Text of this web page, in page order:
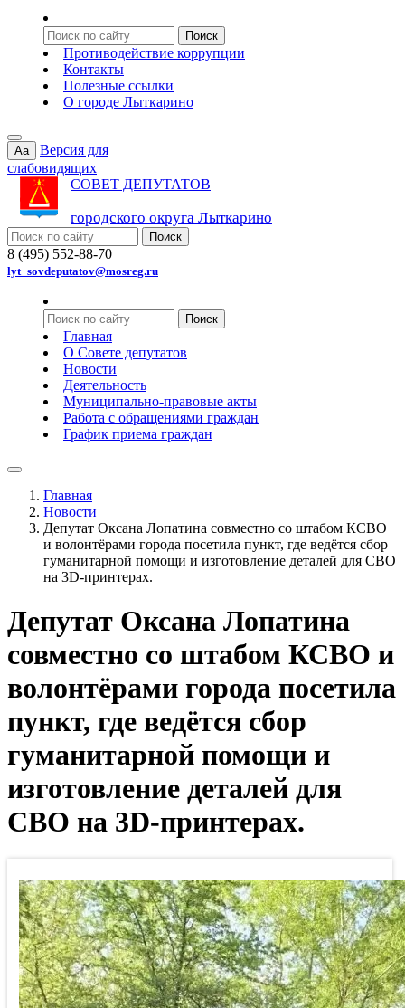
Противодействие коррупции
Контакты
Полезные ссылки
О городе Лыткарино
Aa
Версия для
слабовидящих
СОВЕТ ДЕПУТАТОВ
городского округа Лыткарино
8 (495) 552-88-70
lyt_sovdeputatov@mosreg.ru
Главная
О Совете депутатов
Новости
Деятельность
Муниципально-правовые акты
Работа с обращениями граждан
График приема граждан
Главная
Новости
Депутат Оксана Лопатина совместно со штабом КСВО
и волонтёрами города посетила пункт, где ведётся сбор
гуманитарной помощи и изготовление деталей для СВО
на 3D-принтерах.
Депутат Оксана Лопатина
совместно со штабом КСВО и
волонтёрами города посетила
пункт, где ведётся сбор
гуманитарной помощи и
изготовление деталей для
СВО на 3D-принтерах.